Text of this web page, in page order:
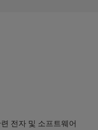
전자 및 소프트웨어